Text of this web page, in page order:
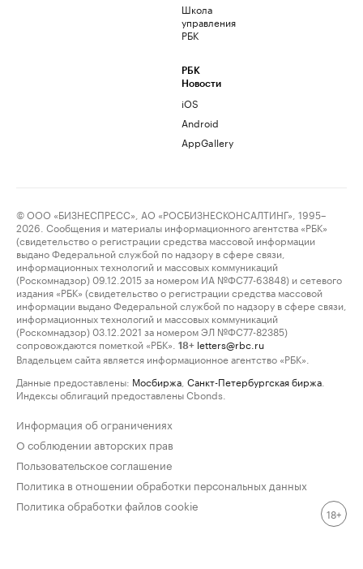
Школа
управления
РБК
РБК
Новости
iOS
Android
AppGallery
© ООО «БИЗНЕСПРЕСС», АО «РОСБИЗНЕСКОНСАЛТИНГ», 1995–
2026. Сообщения и материалы информационного агентства «РБК»
(свидетельство о регистрации средства массовой информации
выдано Федеральной службой по надзору в сфере связи,
информационных технологий и массовых коммуникаций
(Роскомнадзор) 09.12.2015 за номером ИА №ФС77-63848) и сетевого
издания «РБК» (свидетельство о регистрации средства массовой
информации выдано Федеральной службой по надзору в сфере связи,
информационных технологий и массовых коммуникаций
(Роскомнадзор) 03.12.2021 за номером ЭЛ №ФС77-82385)
сопровождаются пометкой «РБК».
18+ letters@rbc.ru
Владельцем сайта является информационное агентство «РБК».
Данные предоставлены: Мосбиржа Санкт-Петербургская биржа
Индексы облигаций предоставлены Cbonds.
Информация об ограничениях
О соблюдении авторских прав
Пользовательское соглашение
Политика в отношении обработки персональных данных
Политика обработки файлов cookie
18+